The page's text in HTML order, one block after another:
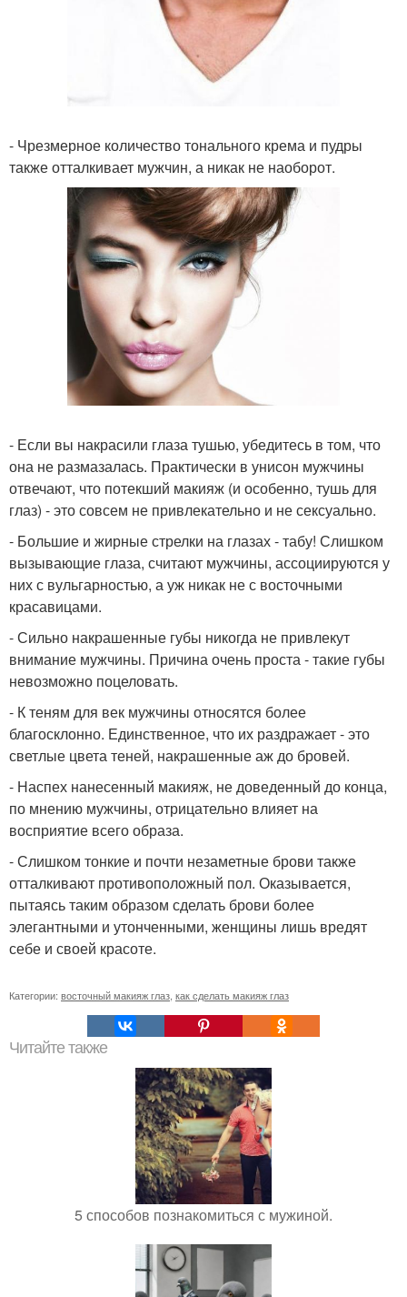
- Чрезмерное количество тонального крема и пудры
также отталкивает мужчин, а никак не наоборот.
- Если вы накрасили глаза тушью, убедитесь в том, что
она не размазалась. Практически в унисон мужчины
отвечают, что потекший макияж (и особенно, тушь для
глаз) - это совсем не привлекательно и не сексуально.
- Большие и жирные стрелки на глазах - табу! Слишком
вызывающие глаза, считают мужчины, ассоциируются у
них с вульгарностью, а уж никак не с восточными
красавицами.
- Сильно накрашенные губы никогда не привлекут
внимание мужчины. Причина очень проста - такие губы
невозможно поцеловать.
- К теням для век мужчины относятся более
благосклонно. Единственное, что их раздражает - это
светлые цвета теней, накрашенные аж до бровей.
- Наспех нанесенный макияж, не доведенный до конца,
по мнению мужчины, отрицательно влияет на
восприятие всего образа.
- Слишком тонкие и почти незаметные брови также
отталкивают противоположный пол. Оказывается,
пытаясь таким образом сделать брови более
элегантными и утонченными, женщины лишь вредят
себе и своей красоте.
Категории: восточный макияж глаз как сделать макияж глаз
Читайте также
5 способов познакомиться с мужиной.